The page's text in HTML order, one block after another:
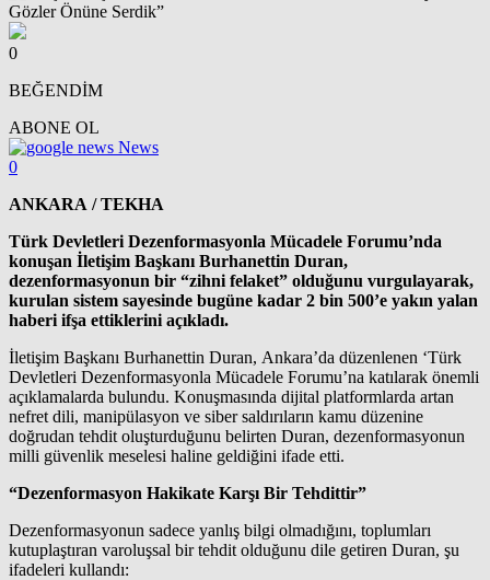
0
BEĞENDİM
ABONE OL
News
0
ANKARA / TEKHA
Türk Devletleri Dezenformasyonla Mücadele Forumu’nda
konuşan İletişim Başkanı Burhanettin Duran,
dezenformasyonun bir “zihni felaket” olduğunu vurgulayarak,
kurulan sistem sayesinde bugüne kadar 2 bin 500’e yakın yalan
haberi ifşa ettiklerini açıkladı.
İletişim Başkanı Burhanettin Duran, Ankara’da düzenlenen ‘Türk
Devletleri Dezenformasyonla Mücadele Forumu’na katılarak önemli
açıklamalarda bulundu. Konuşmasında dijital platformlarda artan
nefret dili, manipülasyon ve siber saldırıların kamu düzenine
doğrudan tehdit oluşturduğunu belirten Duran, dezenformasyonun
milli güvenlik meselesi haline geldiğini ifade etti.
“Dezenformasyon Hakikate Karşı Bir Tehdittir”
Dezenformasyonun sadece yanlış bilgi olmadığını, toplumları
kutuplaştıran varoluşsal bir tehdit olduğunu dile getiren Duran, şu
ifadeleri kullandı: